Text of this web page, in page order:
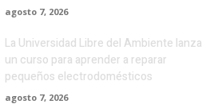
agosto 7, 2026
La Universidad Libre del Ambiente lanza
un curso para aprender a reparar
pequeños electrodomésticos
agosto 7, 2026